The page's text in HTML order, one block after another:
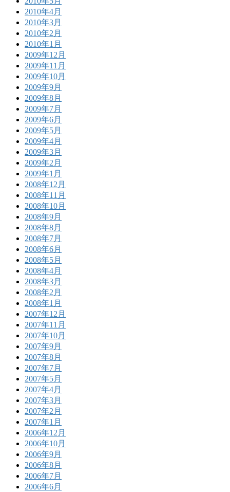
2010年4月
2010年3月
2010年2月
2010年1月
2009年12月
2009年11月
2009年10月
2009年9月
2009年8月
2009年7月
2009年6月
2009年5月
2009年4月
2009年3月
2009年2月
2009年1月
2008年12月
2008年11月
2008年10月
2008年9月
2008年8月
2008年7月
2008年6月
2008年5月
2008年4月
2008年3月
2008年2月
2008年1月
2007年12月
2007年11月
2007年10月
2007年9月
2007年8月
2007年7月
2007年5月
2007年4月
2007年3月
2007年2月
2007年1月
2006年12月
2006年10月
2006年9月
2006年8月
2006年7月
2006年6月